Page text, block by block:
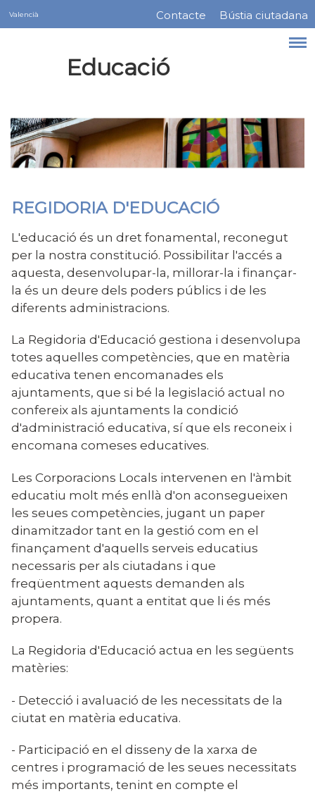
Vés
al
Valencià
Menú
superior
Contacte Bústia ciutadana
Educació
REGIDORIA D'EDUCACIÓ
L'educació és un dret fonamental, reconegut
per la nostra constitució. Possibilitar l'accés a
aquesta, desenvolupar-la, millorar-la i finançar-
la és un deure dels poders públics i de les
diferents administracions.
La Regidoria d'Educació gestiona i desenvolupa
totes aquelles competències, que en matèria
educativa tenen encomanades els
ajuntaments, que si bé la legislació actual no
confereix als ajuntaments la condició
d'administració educativa, sí que els reconeix i
encomana comeses educatives.
Les Corporacions Locals intervenen en l'àmbit
educatiu molt més enllà d'on aconsegueixen
les seues competències, jugant un paper
dinamitzador tant en la gestió com en el
finançament d'aquells serveis educatius
necessaris per als ciutadans i que
freqüentment aquests demanden als
ajuntaments, quant a entitat que li és més
propera.
La Regidoria d'Educació actua en les següents
matèries:
- Detecció i avaluació de les necessitats de la
ciutat en matèria educativa.
- Participació en el disseny de la xarxa de
centres i programació de les seues necessitats
més importants, tenint en compte el